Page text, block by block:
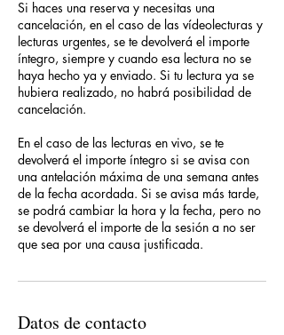
Si haces una reserva y necesitas una
cancelación, en el caso de las vídeolecturas y
lecturas urgentes, se te devolverá el importe
íntegro, siempre y cuando esa lectura no se
haya hecho ya y enviado. Si tu lectura ya se
hubiera realizado, no habrá posibilidad de
cancelación.
En el caso de las lecturas en vivo, se te
devolverá el importe íntegro si se avisa con
una antelación máxima de una semana antes
de la fecha acordada. Si se avisa más tarde,
se podrá cambiar la hora y la fecha, pero no
se devolverá el importe de la sesión a no ser
que sea por una causa justificada.
Datos de contacto